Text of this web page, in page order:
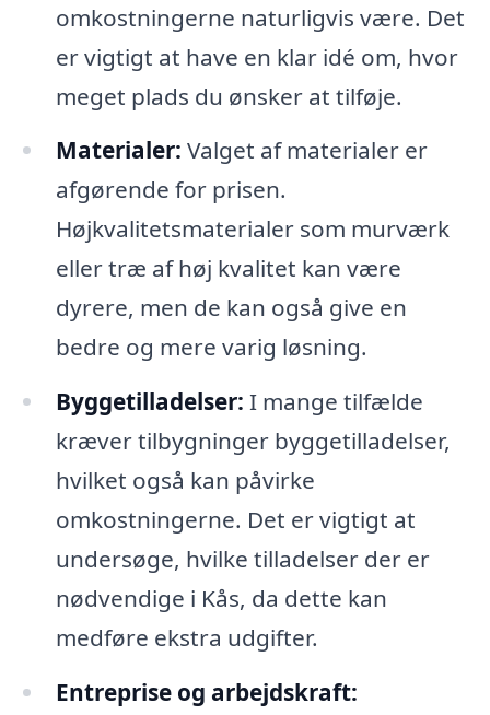
omkostningerne naturligvis være. Det
er vigtigt at have en klar idé om, hvor
meget plads du ønsker at tilføje.
Materialer: Valget af materialer er
afgørende for prisen.
Højkvalitetsmaterialer som murværk
eller træ af høj kvalitet kan være
dyrere, men de kan også give en
bedre og mere varig løsning.
Byggetilladelser: I mange tilfælde
kræver tilbygninger byggetilladelser,
hvilket også kan påvirke
omkostningerne. Det er vigtigt at
undersøge, hvilke tilladelser der er
nødvendige i Kås, da dette kan
medføre ekstra udgifter.
Entreprise og arbejdskraft: